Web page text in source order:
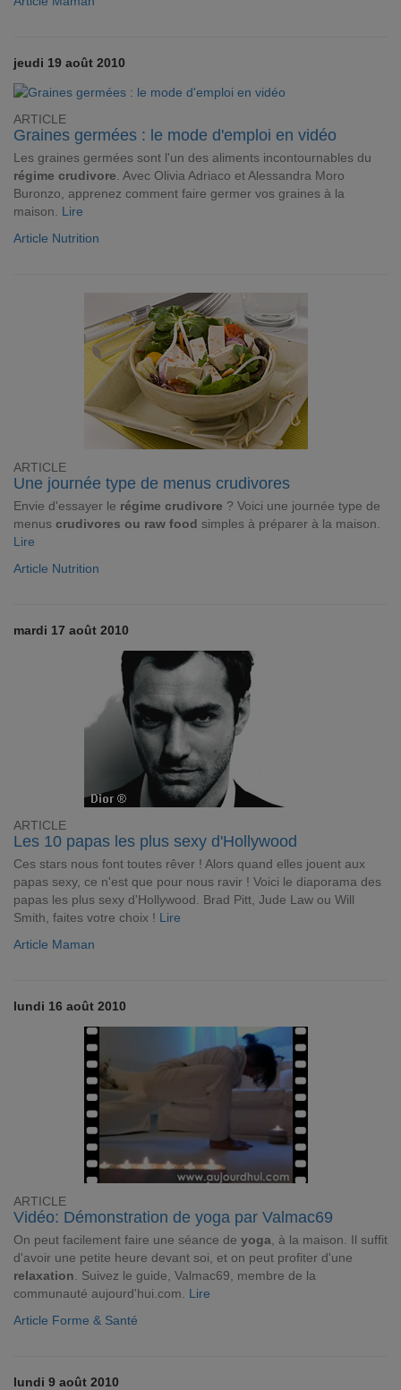
jeudi 19 août 2010
ARTICLE
Graines germées : le mode d'emploi en vidéo
Les graines germées sont l'un des aliments incontournables du
régime crudivore . Avec Olivia Adriaco et Alessandra Moro
Buronzo, apprenez comment faire germer vos graines à la
maison. Lire
Article Nutrition
ARTICLE
Une journée type de menus crudivores
Envie d'essayer le régime crudivore ? Voici une journée type de
menus crudivores ou raw food simples à préparer à la maison.
Lire
Article Nutrition
mardi 17 août 2010
ARTICLE
Les 10 papas les plus sexy d'Hollywood
Ces stars nous font toutes rêver ! Alors quand elles jouent aux
papas sexy, ce n'est que pour nous ravir ! Voici le diaporama des
papas les plus sexy d'Hollywood. Brad Pitt, Jude Law ou Will
Smith, faites votre choix ! Lire
Article Maman
lundi 16 août 2010
ARTICLE
Vidéo: Démonstration de yoga par Valmac69
On peut facilement faire une séance de yoga , à la maison. Il suffit
d'avoir une petite heure devant soi, et on peut profiter d'une
relaxation . Suivez le guide, Valmac69, membre de la
communauté aujourd'hui.com. Lire
Article Forme & Santé
lundi 9 août 2010